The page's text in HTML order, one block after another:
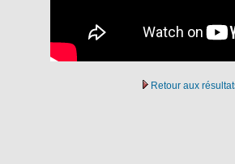
Retour aux